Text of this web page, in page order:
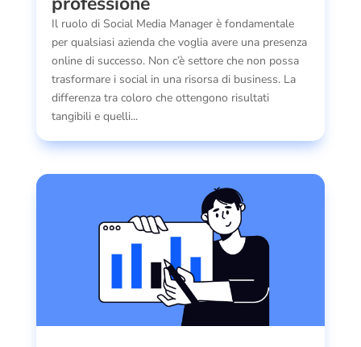
Il ruolo di Social Media Manager è fondamentale
per qualsiasi azienda che voglia avere una presenza
online di successo. Non c’è settore che non possa
trasformare i social in una risorsa di business. La
differenza tra coloro che ottengono risultati
tangibili e quelli...